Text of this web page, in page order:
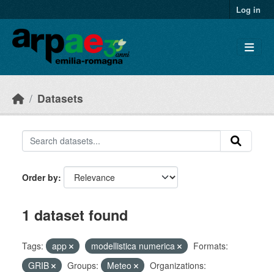
Log in
Datasets
Order by
1 dataset found
Tags: app modellistica numerica
Formats:
GRIB
Groups: Meteo
Organizations: